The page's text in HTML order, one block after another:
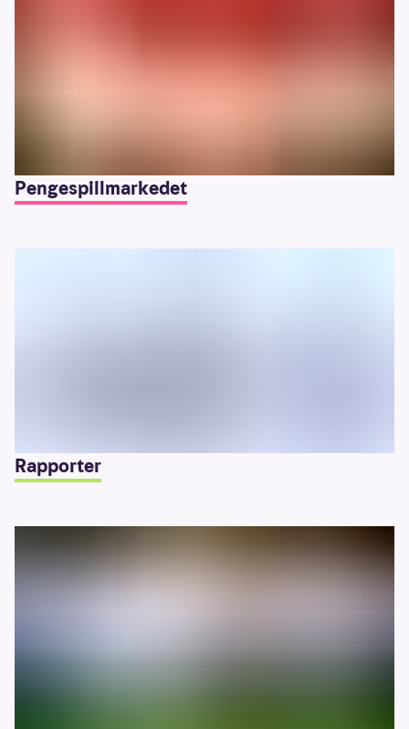
Pengespillmarkedet
Rapporter